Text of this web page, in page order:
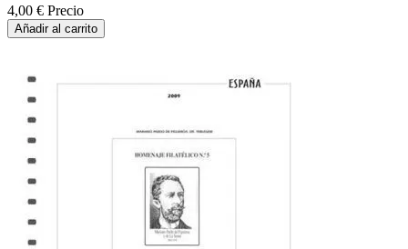
4,00 € Precio
Añadir al carrito